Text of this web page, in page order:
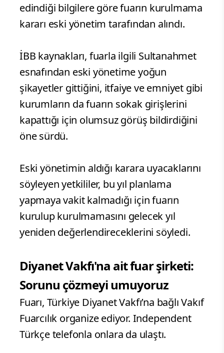
edindiği bilgilere göre fuarın kurulmama
kararı eski yönetim tarafından alındı.
İBB kaynakları, fuarla ilgili Sultanahmet
esnafından eski yönetime yoğun
şikayetler gittiğini, itfaiye ve emniyet gibi
kurumların da fuarın sokak girişlerini
kapattığı için olumsuz görüş bildirdiğini
öne sürdü.
Eski yönetimin aldığı karara uyacaklarını
söyleyen yetkililer, bu yıl planlama
yapmaya vakit kalmadığı için fuarın
kurulup kurulmamasını gelecek yıl
yeniden değerlendireceklerini söyledi.
Diyanet Vakfı'na ait fuar şirketi:
Sorunu çözmeyi umuyoruz
Fuarı, Türkiye Diyanet Vakfı’na bağlı Vakıf
Fuarcılık organize ediyor. Independent
Türkçe telefonla onlara da ulaştı.